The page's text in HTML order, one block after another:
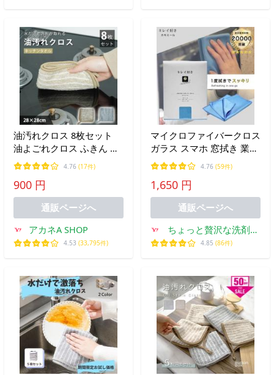
油汚れクロス 8枚セット
油よごれクロス ふきん キ
ッチンクロス ガラスダス
ター ガラス鏡ピカッとク
ロス マイクロファイバー
クロス 業務用グラス拭き
4.76 (17件)
900 円
通販ページへ
アカネA SHOP
4.53 (33,795件)
マイクロファイバークロス
ガラス スマホ 窓拭き 業務
用 鏡 洗車タオル 内窓 ガ
ラスクリーナー プロ仕様
家事 美容室 サロン クリニ
ック キレイ好き カモミー
4.76 (59件)
1,650 円
通販ページへ
ちょっと贅沢な洗剤屋
さん
4.85 (86件)